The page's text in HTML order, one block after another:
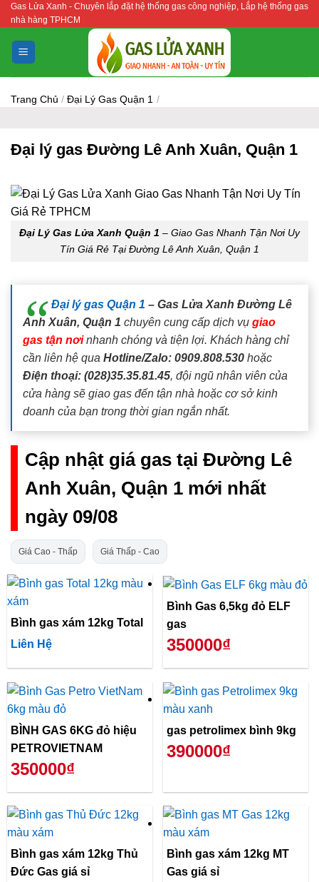
Bỏ
qua
nội
dung
Gas Lửa Xanh - Chuyên lắp đặt hệ thống gas công nghiệp, Lắp hệ thống gas
nhà hàng TPHCM
Trang Chủ / Đại Lý Gas Quận 1 /
Đại lý gas Đường Lê Anh Xuân, Quận 1
Đại Lý Gas Lửa Xanh Quận 1 – Giao Gas Nhanh Tận Nơi Uy
Tín Giá Rẻ Tại Đường Lê Anh Xuân, Quận 1
Đại lý gas Quận 1 – Gas Lửa Xanh Đường Lê
Anh Xuân, Quận 1 chuyên cung cấp dịch vụ giao
gas tận nơinhanh chóng và tiện lợi. Khách hàng chỉ
cần liên hệ qua Hotline/Zalo: 0909.808.530 hoặc
Điện thoại: (028)35.35.81.45, đội ngũ nhân viên của
cửa hàng sẽ giao gas đến tận nhà hoặc cơ sở kinh
doanh của bạn trong thời gian ngắn nhất.
Cập nhật giá gas tại Đường Lê
Anh Xuân, Quận 1 mới nhất
ngày 09/08
Giá Cao - Thấp Giá Thấp - Cao
Bình gas xám 12kg Total
Liên Hệ
Bình Gas 6,5kg đỏ ELF
gas
350000₫
BÌNH GAS 6KG đỏ hiệu
PETROVIETNAM
350000₫
gas petrolimex bình 9kg
390000₫
Bình gas xám 12kg Thủ
Đức Gas giá sỉ
Bình gas xám 12kg MT
Gas giá sỉ